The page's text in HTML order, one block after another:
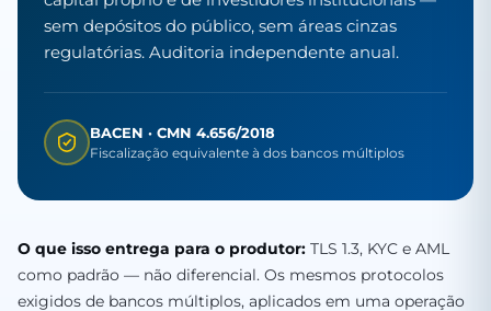
sem depósitos do público, sem áreas cinzas
regulatórias. Auditoria independente anual.
BACEN · CMN 4.656/2018
Fiscalização equivalente à dos bancos múltiplos
O que isso entrega para o produtor: TLS 1.3, KYC e AML
como padrão — não diferencial. Os mesmos protocolos
exigidos de bancos múltiplos, aplicados em uma operação